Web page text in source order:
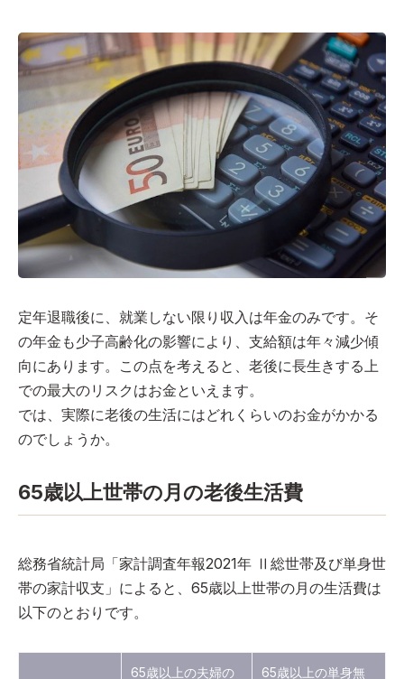
定年退職後に、就業しない限り収入は年金のみです。そ
の年金も少子高齢化の影響により、支給額は年々減少傾
向にあります。この点を考えると、老後に長生きする上
での最大のリスクはお金といえます。
では、実際に老後の生活にはどれくらいのお金がかかる
のでしょうか。
65歳以上世帯の月の老後生活費
総務省統計局「家計調査年報2021年 Ⅱ総世帯及び単身世
帯の家計収支」によると、65歳以上世帯の月の生活費は
以下のとおりです。
65歳以上の夫婦の 65歳以上の単身無